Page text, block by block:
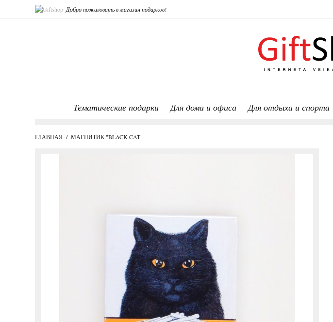
Добро пожаловать в магазин подарков!
Тематические подарки Для дома и офиса Для отдыха и спорта
ГЛАВНАЯ / МАГНИТИК "BLACK CAT"